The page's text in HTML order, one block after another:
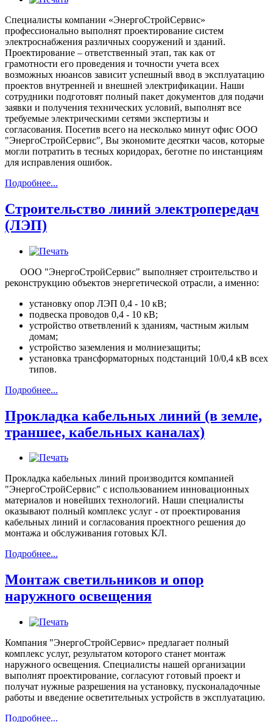
Специалисты компании «ЭнергоСтройСервис»
профессионально выполнят проектирование систем
электроснабжения различных сооружений и зданий.
Проектирование – ответственный этап, так как от
грамотности его проведения и точности учета всех
возможных нюансов зависит успешный ввод в эксплуатацию
проектов внутренней и внешней электрификации. Наши
сотрудники подготовят полный пакет документов для подачи
заявки и получения технических условий, выполнят все
требуемые электрическими сетями экспертизы и
согласования. Посетив всего на несколько минут офис ООО
"ЭнергоСтройСервис", Вы экономите десятки часов, которые
могли потратить в тесных коридорах, беготне по инстанциям
для исправления ошибок.
Подробнее...
Строительство линий электропередач
(ЛЭП)
ООО "ЭнергоСтройСервис" выполняет строительство и
реконструкцию объектов энергетической отрасли, а именно:
установку опор ЛЭП 0,4 - 10 кВ;
подвеска проводов 0,4 - 10 кВ;
устройство ответвлений к зданиям, частным жилым
домам;
устройство заземления и молниезащиты;
установка трансформаторных подстанций 10/0,4 кВ всех
типов.
Подробнее...
Прокладка кабельных линий (в земле,
траншее, кабельных каналах)
Прокладка кабельных линий производится компанией
"ЭнергоСтройСервис" с использованием инновационных
материалов и новейших технологий. Наши специалисты
оказывают полный комплекс услуг - от проектирования
кабельных линий и согласования проектного решения до
монтажа и обслуживания готовых КЛ.
Подробнее...
Монтаж светильников и опор
наружного освещения
Компания "ЭнергоСтройСервис» предлагает полный
комплекс услуг, результатом которого станет монтаж
наружного освещения. Специалисты нашей организации
выполнят проектирование, согласуют готовый проект и
получат нужные разрешения на установку, пусконаладочные
работы и введение осветительных устройств в эксплуатацию.
Подробнее...